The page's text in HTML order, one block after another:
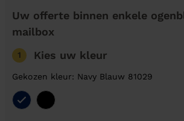
Uw offerte binnen enkele
mailbox
1 Kies uw kleur
Gekozen kleur: Navy Blauw 81029